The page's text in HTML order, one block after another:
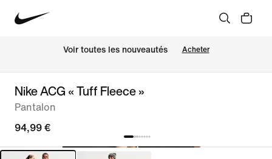
Voir toutes les nouveautés Acheter
Nike ACG « Tuff Fleece »
Pantalon
94,99 €